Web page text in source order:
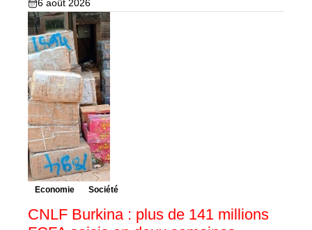
6 août 2026
Economie Société
CNLF Burkina : plus de 141 millions